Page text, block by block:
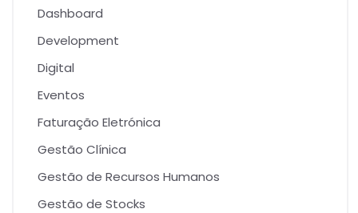
Dashboard
Development
Digital
Eventos
Faturação Eletrónica
Gestão Clínica
Gestão de Recursos Humanos
Gestão de Stocks